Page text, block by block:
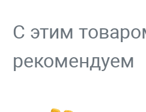
С этим
рекомендуем